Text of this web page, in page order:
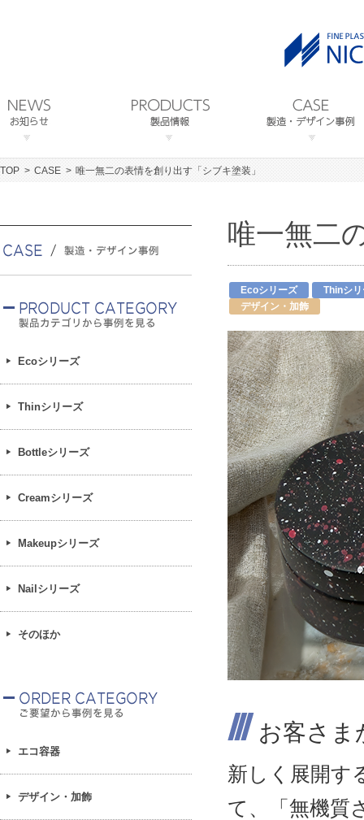
TOP CASE 唯一無二の表情を創り出す「シブキ塗装」
唯一無二
Ecoシリーズ
Thinシ
デザイン・加飾
お客さま
新しく展開す
て、「無機質
Ecoシリーズ
Thinシリーズ
Bottleシリーズ
Creamシリーズ
Makeupシリーズ
Nailシリーズ
そのほか
エコ容器
デザイン・加飾